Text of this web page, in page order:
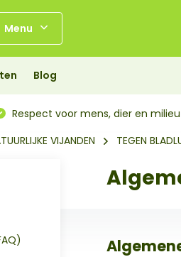
Menu
Blog
Respect voor mens, dier en milieu
VIJANDEN TEGEN